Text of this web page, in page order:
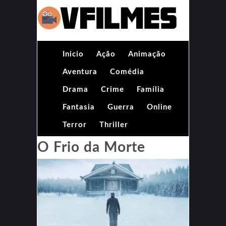
Inicio Ação Animação
Aventura Comédia
Drama Crime Família
Fantasia Guerra Online
Terror Thriller
O Frio da Morte